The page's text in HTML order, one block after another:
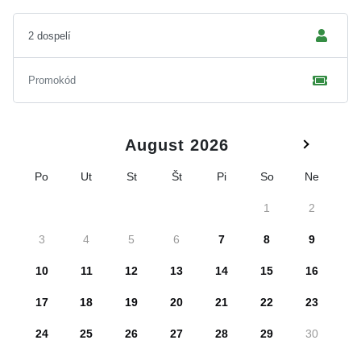
August 2026
Po Ut St Št Pi So Ne
1 2
3 4 5 6 7 8 9
10 11 12 13 14 15 16
17 18 19 20 21 22 23
24 25 26 27 28 29 30